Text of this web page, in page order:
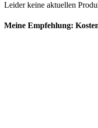
Leider keine aktuellen
Meine Empfehlung: